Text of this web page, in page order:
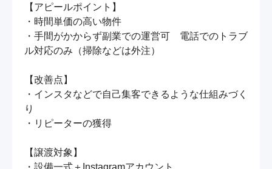
【アピールポイント】
・時間単価の高い物件
・手間がかからず副業での運営可　電話でのトラブ
ル対応のみ（掃除などは外注）
【改善点】
・インスタなどで自己集客できるような仕組みづく
り
・リピーターの獲得
【譲渡対象】